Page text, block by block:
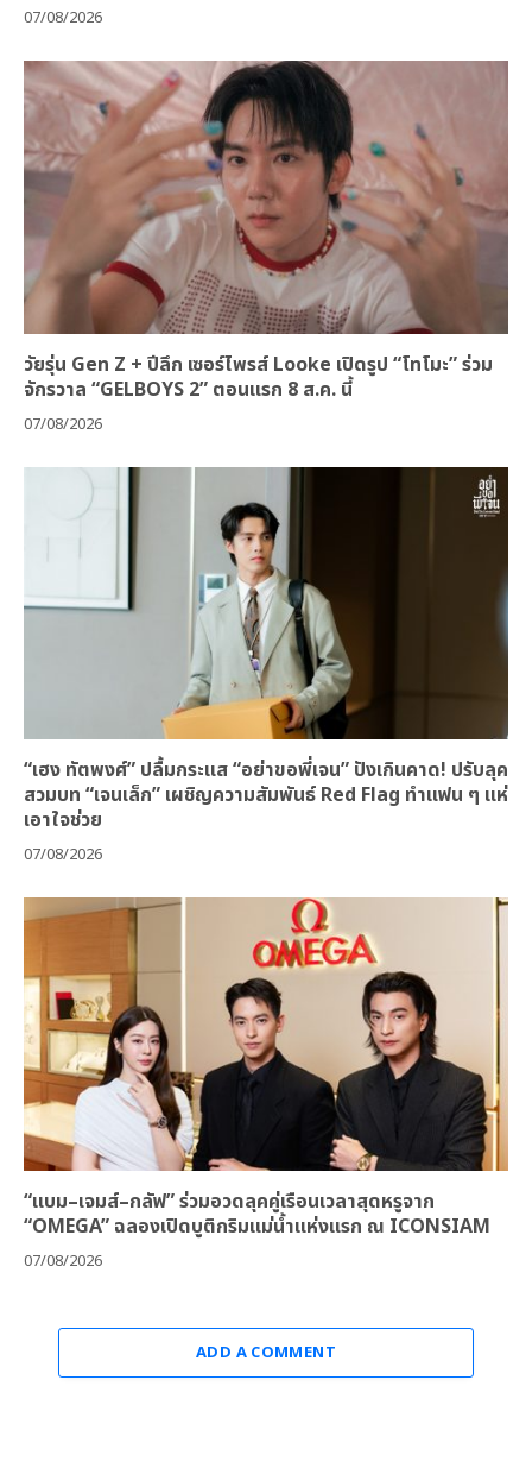
07/08/2026
วัยรุ่น Gen Z + ปีลึก เซอร์ไพรส์ Looke เปิดรูป “โทโมะ” ร่วม
จักรวาล “GELBOYS 2” ตอนแรก 8 ส.ค. นี้
07/08/2026
“เฮง ทัตพงศ์” ปลื้มกระแส “อย่าขอพี่เจน” ปังเกินคาด! ปรับลุค
สวมบท “เจนเล็ก” เผชิญความสัมพันธ์ Red Flag ทำแฟน ๆ แห่
เอาใจช่วย
07/08/2026
“แบม–เจมส์–กลัฟ” ร่วมอวดลุคคู่เรือนเวลาสุดหรูจาก
“OMEGA” ฉลองเปิดบูติกริมแม่น้ำแห่งแรก ณ ICONSIAM
07/08/2026
ADD A COMMENT